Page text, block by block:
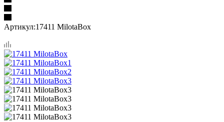
Артикул:17411 MilotaBox